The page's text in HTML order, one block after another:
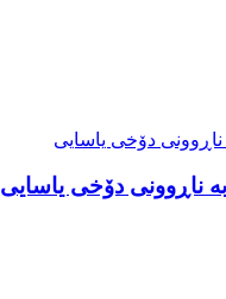
ناڕوونی دۆخی یاسایی